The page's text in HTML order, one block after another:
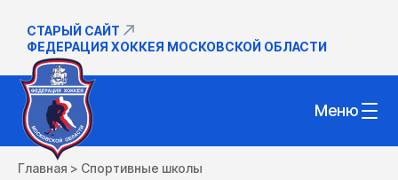
СТАРЫЙ САЙТ
ФЕДЕРАЦИЯ ХОККЕЯ МОСКОВСКОЙ ОБЛАСТИ
Меню
Главная > Спортивные школы